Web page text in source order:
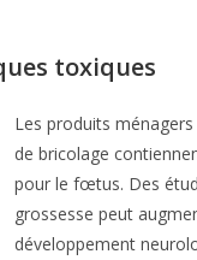
toxiques
Les produits
de bricolage
pour le fœtus. Des
grossesse peut
développement